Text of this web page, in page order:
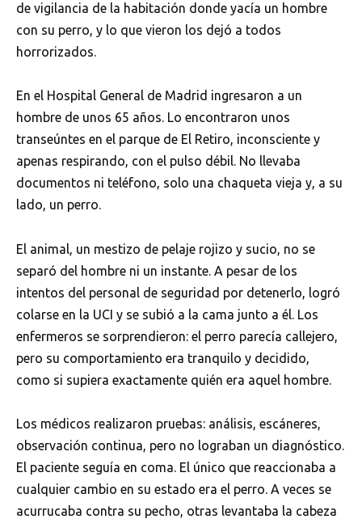
de vigilancia de la habitación donde yacía un hombre
con su perro, y lo que vieron los dejó a todos
horrorizados.
En el Hospital General de Madrid ingresaron a un
hombre de unos 65 años. Lo encontraron unos
transeúntes en el parque de El Retiro, inconsciente y
apenas respirando, con el pulso débil. No llevaba
documentos ni teléfono, solo una chaqueta vieja y, a su
lado, un perro.
El animal, un mestizo de pelaje rojizo y sucio, no se
separó del hombre ni un instante. A pesar de los
intentos del personal de seguridad por detenerlo, logró
colarse en la UCI y se subió a la cama junto a él. Los
enfermeros se sorprendieron: el perro parecía callejero,
pero su comportamiento era tranquilo y decidido,
como si supiera exactamente quién era aquel hombre.
Los médicos realizaron pruebas: análisis, escáneres,
observación continua, pero no lograban un diagnóstico.
El paciente seguía en coma. El único que reaccionaba a
cualquier cambio en su estado era el perro. A veces se
acurrucaba contra su pecho, otras levantaba la cabeza